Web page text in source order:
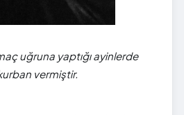
uğruna yaptığı ayinlerde
vermiştir.